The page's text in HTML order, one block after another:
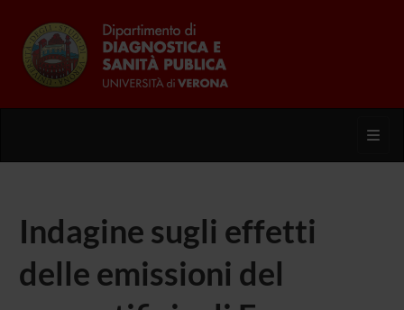
Indagine sugli effetti
delle emissioni del